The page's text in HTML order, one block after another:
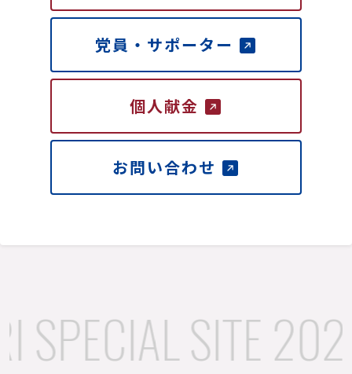
党員・サポーター
個人献金
お問い合わせ
SPECIAL SITE